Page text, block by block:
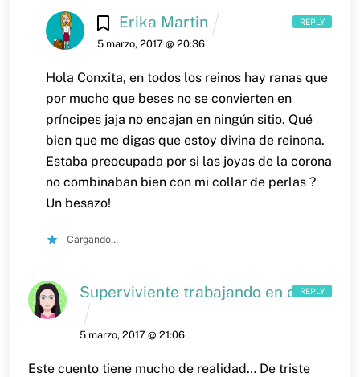
Erika Martin
5 marzo, 2017 @ 20:36
Hola Conxita, en todos los reinos hay ranas que
por mucho que beses no se convierten en
príncipes jaja no encajan en ningún sitio. Qué
bien que me digas que estoy divina de reinona.
Estaba preocupada por si las joyas de la corona
no combinaban bien con mi collar de perlas ?
Un besazo!
Cargando...
REPLY
Superviviente trabajando en casa
5 marzo, 2017 @ 21:06
Este cuento tiene mucho de realidad… De triste
REPLY